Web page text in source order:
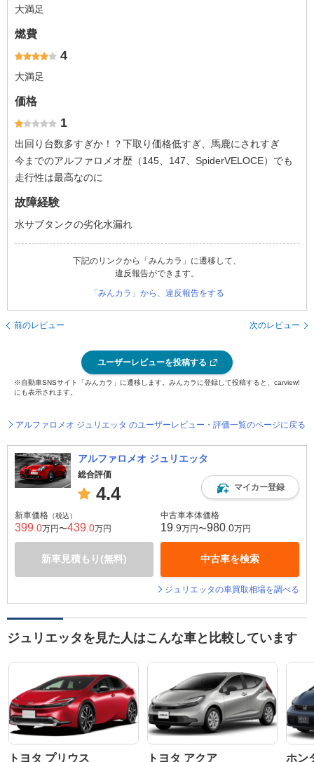
大満足
燃費
4
大満足
価格
1
出回り台数多すぎか！？下取り価格低すぎ、馬鹿にされすぎ
今までのアルファロメオ歴（145、147、SpiderVELOCE）でも
走行性は最高なのに
故障経験
水サブタンクの劣化水漏れ
下記のリンクから「みんカラ」に遷移して、
違反報告ができます。
「みんカラ」から、違反報告をする
前のレビュー 次のレビュー
ユーザーレビューを投稿する
※自動車SNSサイト「みんカラ」に遷移します。みんカラに登録して投稿すると、carview!
にも表示されます。
アルファロメオ ジュリエッタ のユーザーレビュー・評価一覧のページに戻る
アルファロメオ ジュリエッタ
総合評価
4.4 マイカー登録
新車価格 （税込）
399 .0万円〜439 .0万円
新車見積もり(無料)
中古車本体価格
19 .9万円〜980 .0万円
中古車を検索
ジュリエッタの車買取相場を調べる
ジュリエッタを見た人はこんな車と比較しています
トヨタ プリウス トヨタ アクア ホン